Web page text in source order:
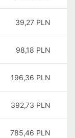
39,27 PLN
98,18 PLN
196,36 PLN
392,73 PLN
785,46 PLN